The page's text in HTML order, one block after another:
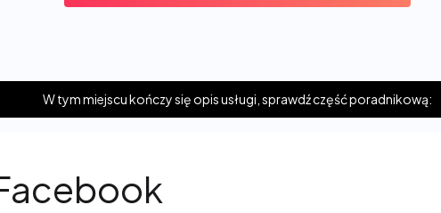
W tym miejscu kończy się opis usługi, sprawdź część poradnikową: